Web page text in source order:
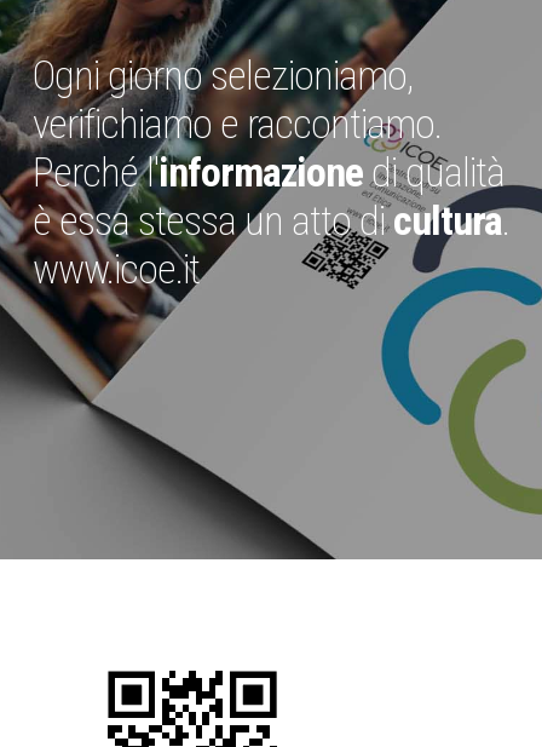
Ogni giorno selezioniamo,
verifichiamo e raccontiamo.
Perché l'informazionedi qualità
è essa stessa un atto dicultura.
www.icoe.it